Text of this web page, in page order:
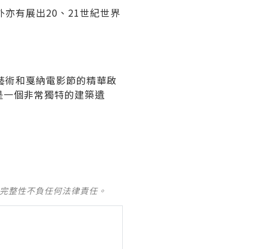
亦有展出20、21世紀世界
和戛納電影節的精華啟
個非常獨特的建築遺
整性不負任何法律責任。